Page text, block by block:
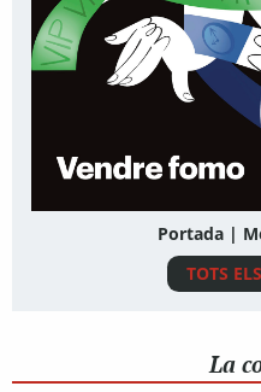
Portada |
TOTS
La